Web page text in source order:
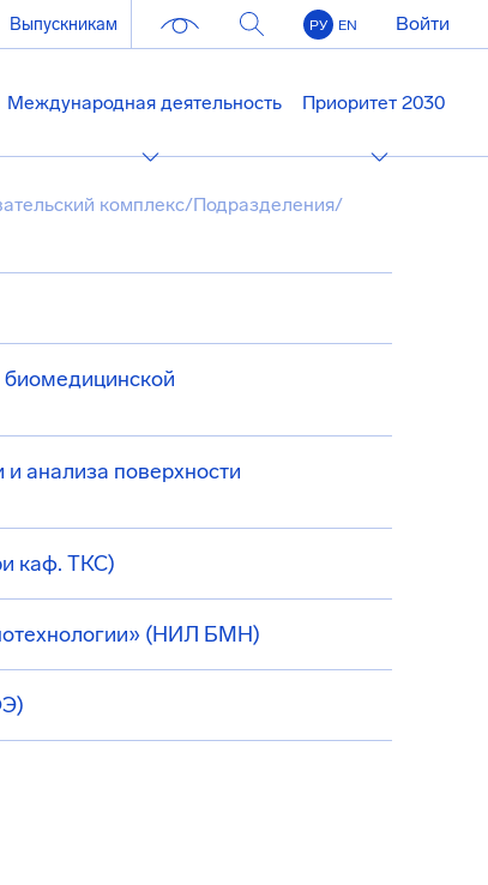
Выпускникам РУ EN Войти
Международная деятельность Приоритет 2030
комплекс/Подразделения/
биомедицинской
анализа поверхности
каф. ТКС)
(НИЛ БМН)